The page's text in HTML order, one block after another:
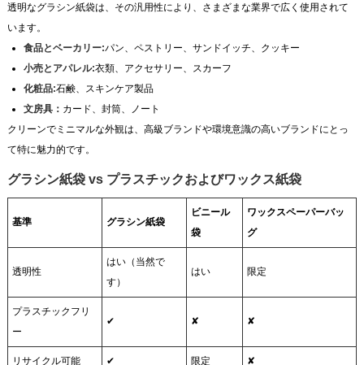
透明なグラシン紙袋は、その汎用性により、さまざまな業界で広く使用されて
います。
食品とベーカリー:パン、ペストリー、サンドイッチ、クッキー
小売とアパレル:衣類、アクセサリー、スカーフ
化粧品:石鹸、スキンケア製品
文房具： カード、封筒、ノート
クリーンでミニマルな外観は、高級ブランドや環境意識の高いブランドにとっ
て特に魅力的です。
グラシン紙袋 vs プラスチックおよびワックス紙袋
基準 グラシン紙袋
ビニール
袋
ワックスペーパーバッ
グ
透明性
はい（当然で
す）
はい 限定
プラスチックフリ
ー
✔ ✘ ✘
リサイクル可能 ✔ 限定 ✘